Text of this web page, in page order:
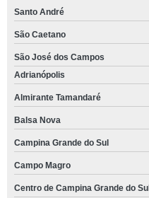
Santo André
São Caetano
São José dos Campos
Adrianópolis
Almirante Tamandaré
Balsa Nova
Campina Grande do Sul
Campo Magro
Centro de Campina Grande do Sul